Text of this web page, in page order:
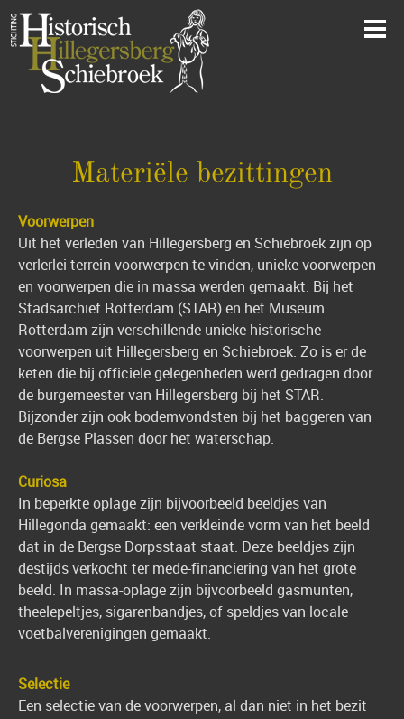
Materiële bezittingen
Voorwerpen
Uit het verleden van Hillegersberg en Schiebroek zijn op
verlerlei terrein voorwerpen te vinden, unieke voorwerpen
en voorwerpen die in massa werden gemaakt. Bij het
Stadsarchief Rotterdam (STAR) en het Museum
Rotterdam zijn verschillende unieke historische
voorwerpen uit Hillegersberg en Schiebroek. Zo is er de
keten die bij officiële gelegenheden werd gedragen door
de burgemeester van Hillegersberg bij het STAR.
Bijzonder zijn ook bodemvondsten bij het baggeren van
de Bergse Plassen door het waterschap.
Curiosa
In beperkte oplage zijn bijvoorbeeld beeldjes van
Hillegonda gemaakt: een verkleinde vorm van het beeld
dat in de Bergse Dorpsstaat staat. Deze beeldjes zijn
destijds verkocht ter mede-financiering van het grote
beeld. In massa-oplage zijn bijvoorbeeld gasmunten,
theelepeltjes, sigarenbandjes, of speldjes van locale
voetbalverenigingen gemaakt.
Selectie
Een selectie van de voorwerpen, al dan niet in het bezit